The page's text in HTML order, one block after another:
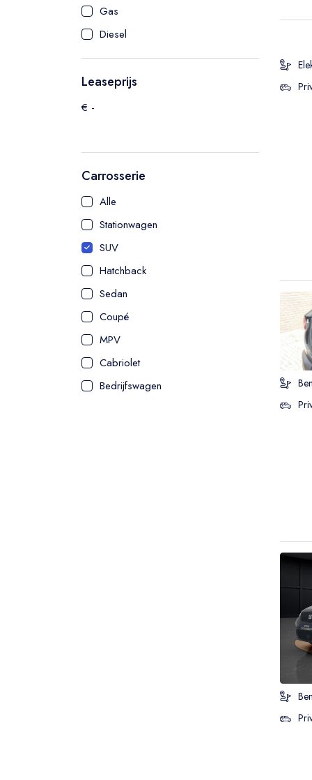
Gas
Diesel
Leaseprijs
€ -
Carrosserie
Alle
Stationwagen
SUV
Hatchback
Sedan
Coupé
MPV
Cabriolet
Bedrijfswagen